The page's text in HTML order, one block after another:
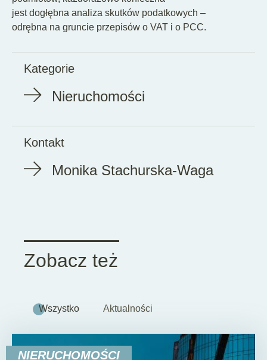
jest dogłębna analiza skutków podatkowych –
odrębna na gruncie przepisów o VAT i o PCC.
Kategorie
Nieruchomości
Kontakt
Monika Stachurska-Waga
Zobacz też
Wszystko Aktualności
NIERUCHOMOŚCI